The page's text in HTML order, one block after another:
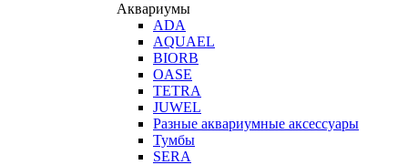
Аквариумы
ADA
AQUAEL
BIORB
OASE
TETRA
JUWEL
Разные аквариумные аксессуары
Тумбы
SERA